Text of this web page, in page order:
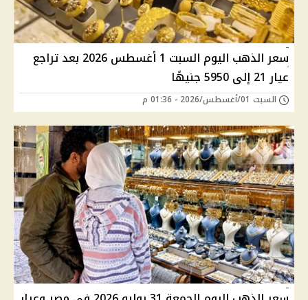
سعر الذهب اليوم السبت 1 أغسطس 2026 بعد تراجع
عيار 21 إلى 5950 جنيهًا
السبت 01/أغسطس/2026 - 01:36 م